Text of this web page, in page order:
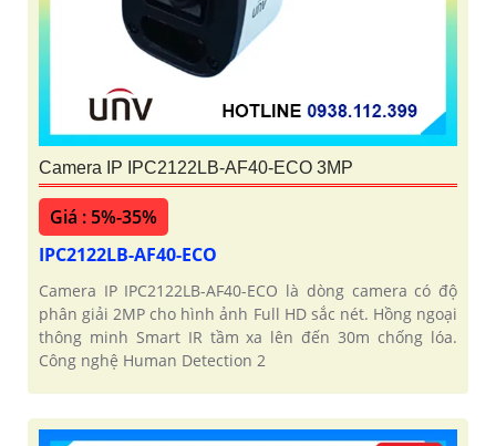
Camera IP IPC2122LB-AF40-ECO 3MP
Giá : 5%-35%
IPC2122LB-AF40-ECO
Camera IP IPC2122LB-AF40-ECO là dòng camera có độ
phân giải 2MP cho hình ảnh Full HD sắc nét. Hồng ngoại
thông minh Smart IR tầm xa lên đến 30m chống lóa.
Công nghệ Human Detection 2